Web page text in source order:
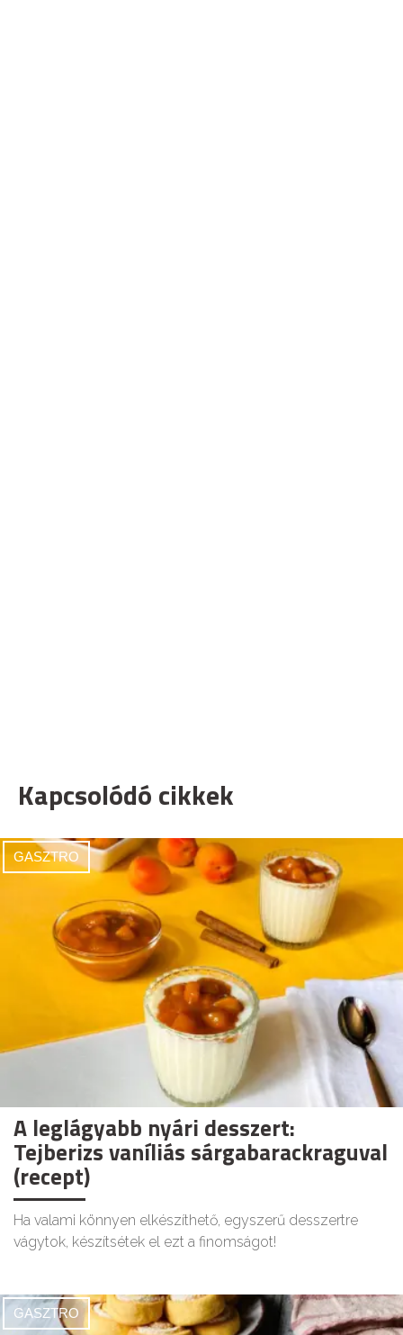
Kapcsolódó cikkek
GASZTRO
A leglágyabb nyári desszert:
Tejberizs vaníliás sárgabarackraguval
(recept)
Ha valami könnyen elkészíthető, egyszerű desszertre
vágytok, készítsétek el ezt a finomságot!
GASZTRO